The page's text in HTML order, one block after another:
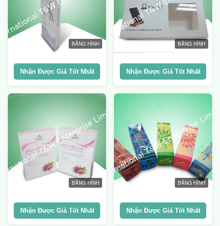
BĂNG HÌNH
Nhận Được Giá Tốt Nhất
BĂNG HÌNH
Nhận Được Giá Tốt Nhất
BĂNG HÌNH
Nhận Được Giá Tốt Nhất
BĂNG HÌNH
Nhận Được Giá Tốt Nhất